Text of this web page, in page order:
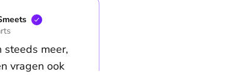
steeds meer,
vragen ook